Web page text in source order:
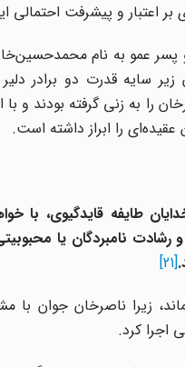
اعتبار و پیشرفت احتمالی
پسر عمو به نام
زیر سایه قدرت دو برادر
را به زنی گرفته بودند و
را ابراز داشته است.
طایفه قایدگیوی، با
رشادت نامبردگان یا
[21]
نماند، زیرا ناصرخان
اجرا کرد.